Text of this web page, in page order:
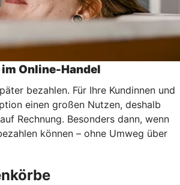
Online-Handel
bezahlen. Für Ihre Kundinnen und
einen großen Nutzen, deshalb
Rechnung. Besonders dann, wenn
können – ohne Umweg über